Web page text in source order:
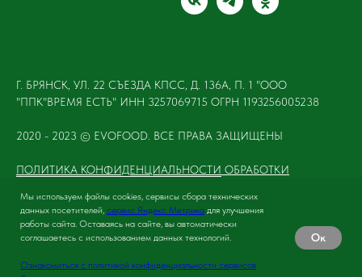
Мы используем файлы cookies, сервисы сбора технических
данных посетителей, сервис Яндекс Метрика для улучшения
работы сайта. Оставаясь на сайте, вы автоматически
соглашаетесь с использованием данных технологий.
Ознакомиться с политикой конфиденциальности сервисов
Ок
Г. БРЯНСК, УЛ. 22 СЪЕЗДА КПСС, Д. 136А, П. 1 "ООО
"ППК"ВРЕМЯ ЕСТЬ" ИНН 3257069715 ОГРН 1193256005238
2020 - 2023 © EVOFOOD. ВСЕ ПРАВА ЗАЩИЩЕНЫ
ПОЛИТИКА КОНФИДЕНЦИАЛЬНОСТИ ОБРАБОТКИ
ОФЕРТА
Made on Tilda